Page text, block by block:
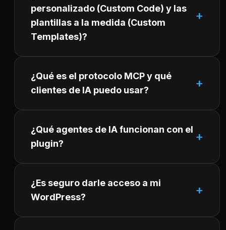
personalizado (Custom Code) y las
plantillas a la medida (Custom
Templates)?
¿Qué es el protocolo MCP y qué
clientes de IA puedo usar?
¿Qué agentes de IA funcionan con el
plugin?
¿Es seguro darle acceso a mi
WordPress?